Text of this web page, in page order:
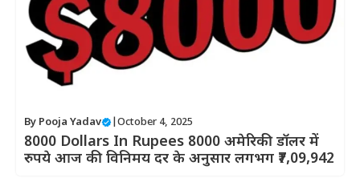
By Pooja Yadav October 4, 2025
8000 Dollars In Rupees 8000 अमेरिकी डॉलर में
रुपये आज की विनिमय दर के अनुसार लगभग ₹7,09,942